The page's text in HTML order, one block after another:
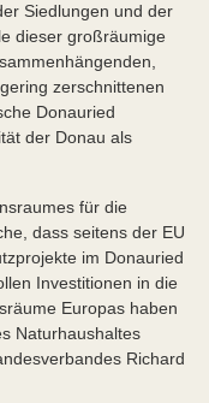
Siedlungen und der
dieser großräumige
zerschnittenen
Donauried
der Donau als
für die
dass seitens der EU
im Donauried
Investitionen in die
Europas haben
Naturhaushaltes
Richard